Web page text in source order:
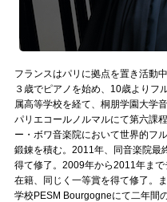
Follow us
フランスはパリに拠点を置き活動
３歳でピアノを始め、10歳よりフ
属高等学校を経て、桐朋学園大学
パリエコールノルマルにて第六課
ー・ボワ音楽院において世界的フ
鍛錬を積む。2011年、同音楽院最
得て修了。2009年から2011年ま
在籍、同じく一等賞を得て修了。
学校PESM Bourgogneにて二年間